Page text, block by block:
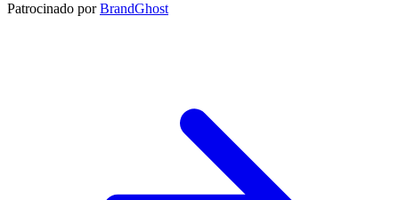
Patrocinado por BrandGhost